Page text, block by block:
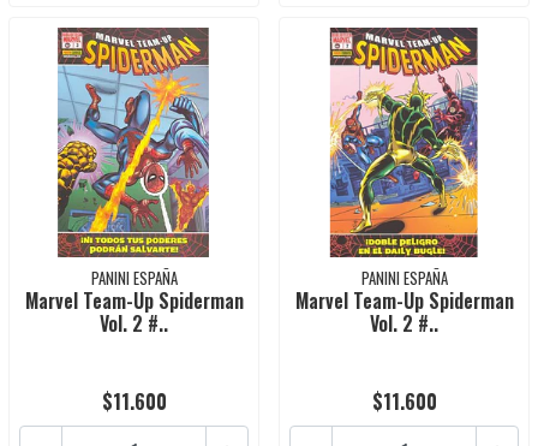
PANINI ESPAÑA
Marvel Team-Up Spiderman
Vol. 2 #..
$11.600
PANINI ESPAÑA
Marvel Team-Up Spiderman
Vol. 2 #..
$11.600